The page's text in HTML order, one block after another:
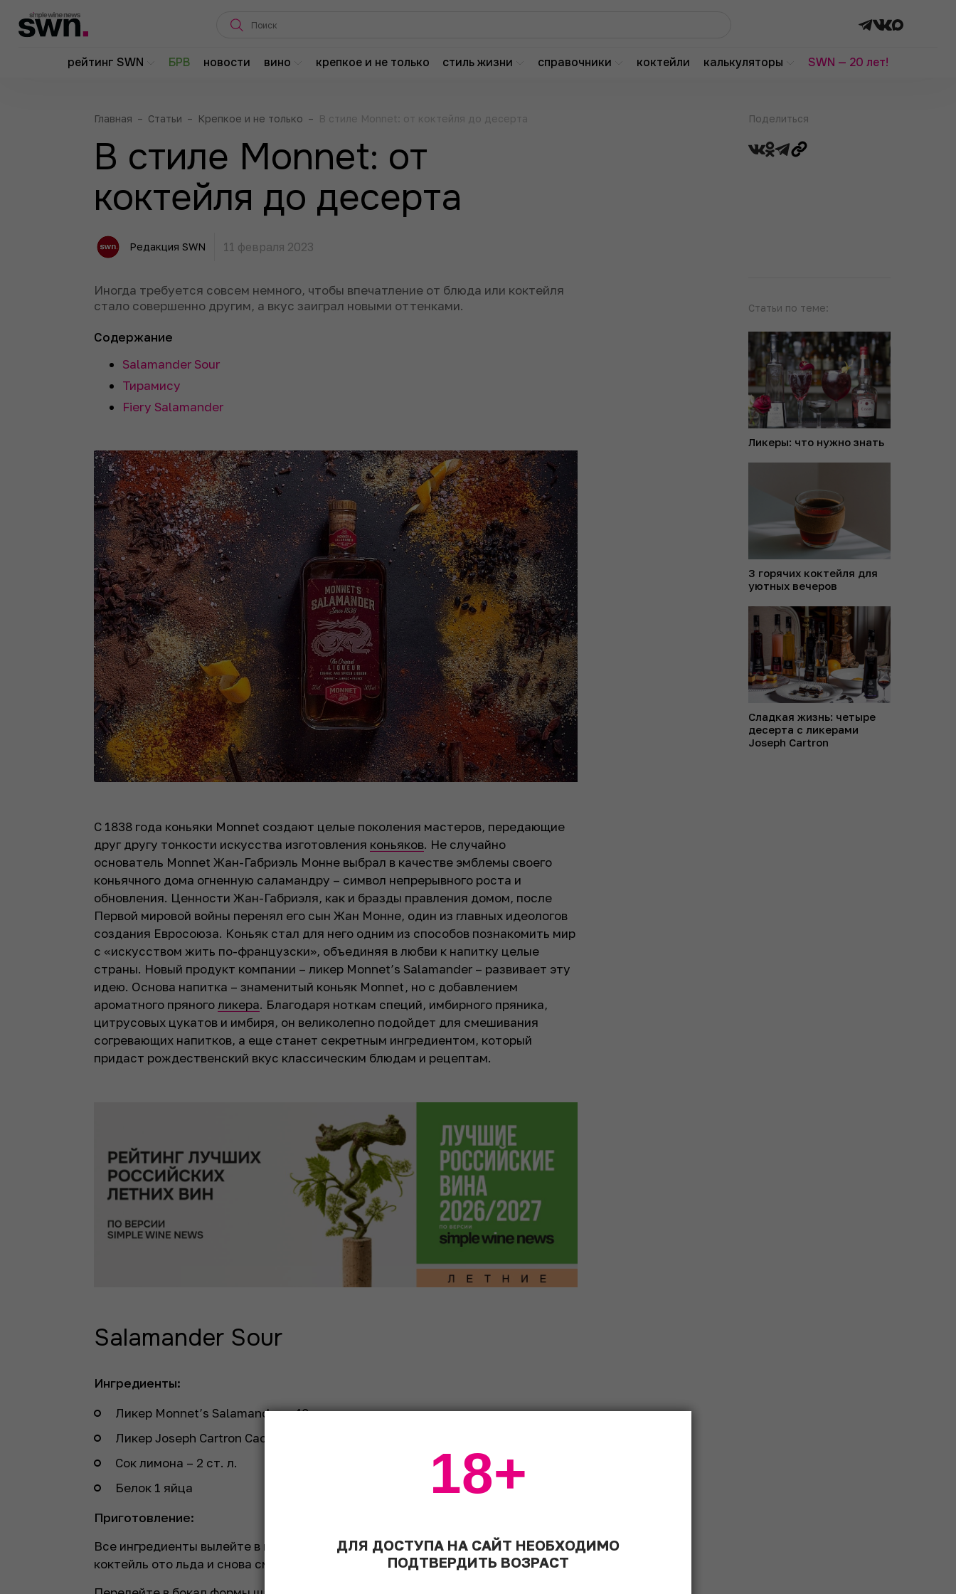
рейтинг SWN БРВ новости вино крепкое и не только стиль жизни справочники коктейли калькуляторы SWN — 20 лет!
Поделиться
Статьи по теме:
Ликеры: что нужно знать
3 горячих коктейля для
уютных вечеров
Сладкая жизнь: четыре
десерта с ликерами
Joseph Cartron
Главная – Статьи – Крепкое и не только – В стиле Monnet: от коктейля до десерта
В стиле Monnet: от
коктейля до десерта
Редакция SWN 11 февраля 2023
Иногда требуется совсем немного, чтобы впечатление от блюда или коктейля
стало совершенно другим, а вкус заиграл новыми оттенками.
Содержание
Salamander Sour
Тирамису
Fiery Salamander
С 1838 года коньяки Monnet создают целые поколения мастеров, передающие
друг другу тонкости искусства изготовления коньяков. Не случайно
основатель Monnet Жан-Габриэль Монне выбрал в качестве эмблемы своего
коньячного дома огненную саламандру – символ непрерывного роста и
обновления. Ценности Жан-Габриэля, как и бразды правления домом, после
Первой мировой войны перенял его сын Жан Монне, один из главных идеологов
создания Евросоюза. Коньяк стал для него одним из способов познакомить мир
с «искусством жить по-французски», объединяя в любви к напитку целые
страны. Новый продукт компании – ликер Monnet’s Salamander – развивает эту
идею. Основа напитка – знаменитый коньяк Monnet, но с добавлением
ароматного пряноголикера. Благодаря ноткам специй, имбирного пряника,
цитрусовых цукатов и имбиря, он великолепно подойдет для смешивания
согревающих напитков, а еще станет секретным ингредиентом, который
придаст рождественский вкус классическим блюдам и рецептам.
Salamander Sour
Ингредиенты:
Ликер Monnet’s Salamander – 40 мл
Ликер Joseph Cartron Cacao Blanc – 15 мл
Сок лимона – 2 ст. л.
Белок 1 яйца
Приготовление:
Все ингредиенты вылейте в шейкер со льдом и смешайте. Отфильтруйте
коктейль ото льда и снова смешайте в шейкере.
ДЛЯ ДОСТУПА НА САЙТ НЕОБХОДИМО
ПОДТВЕРДИТЬ ВОЗРАСТ
18+